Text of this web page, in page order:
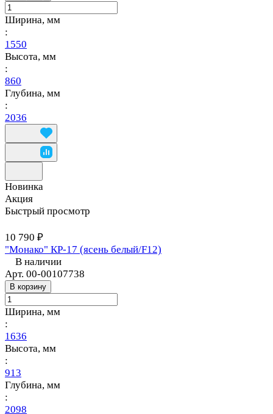
Ширина, мм
:
1550
Высота, мм
:
860
Глубина, мм
:
2036
Новинка
Акция
Быстрый просмотр
10 790 ₽
"Монако" КР-17 (ясень белый/F12)
В наличии
Арт. 00-00107738
В корзину
Ширина, мм
:
1636
Высота, мм
:
913
Глубина, мм
:
2098